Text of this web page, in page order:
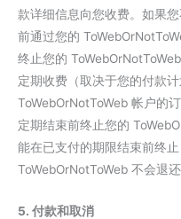
款详细信息向您收费。如果
前通过您的
终止您的
定期收费（取决于您的付款
ToWebOrNotToWeb 帐户的
定期结束前终止您的
能在已支付的期限结束前终
ToWebOrNotToWeb 不会退
5. 付款和取消